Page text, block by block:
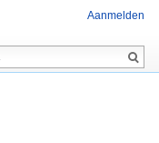
Aanmelden